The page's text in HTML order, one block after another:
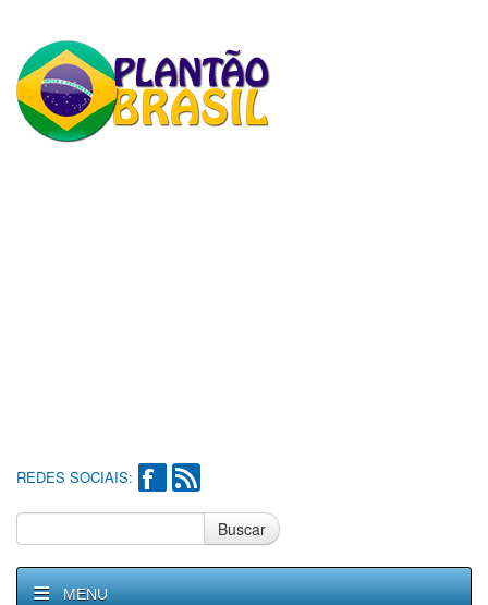
REDES SOCIAIS:
Buscar
MENU